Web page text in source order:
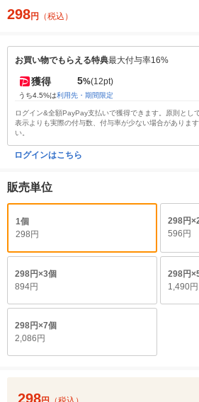
298円 （税込）
お買い物でもらえる特典最大付与率16%
獲得 5%(12pt)
うち4.5%は利用先・期間限定
ログイン&全額PayPay支払いで獲得できます。原則とし
表示よりも実際の付与数、付与率が少ない場合がありま
い。
ログインはこちら
販売単位
1個
298円
298円
596円
298円×3個
894円
298円
1,490円
298円×7個
2,086円
298